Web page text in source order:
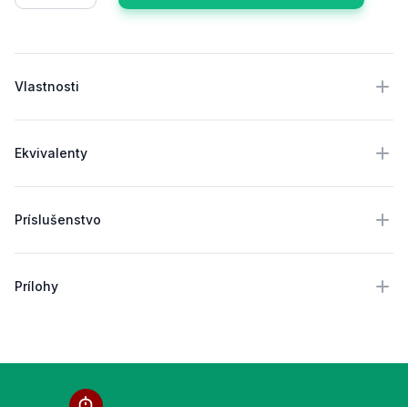
Vlastnosti
Ekvivalenty
Príslušenstvo
Prílohy